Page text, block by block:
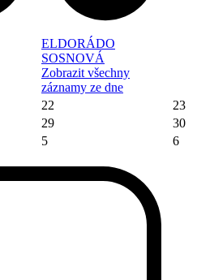
ELDORÁDO
SOSNOVÁ
Zobrazit všechny
záznamy ze dne
22
23
29
30
5 6